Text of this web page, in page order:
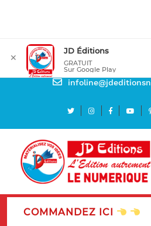
Besoin
COMMANDEZ ICI
✕
JD Éditions
GRATUIT
Sur Google Play